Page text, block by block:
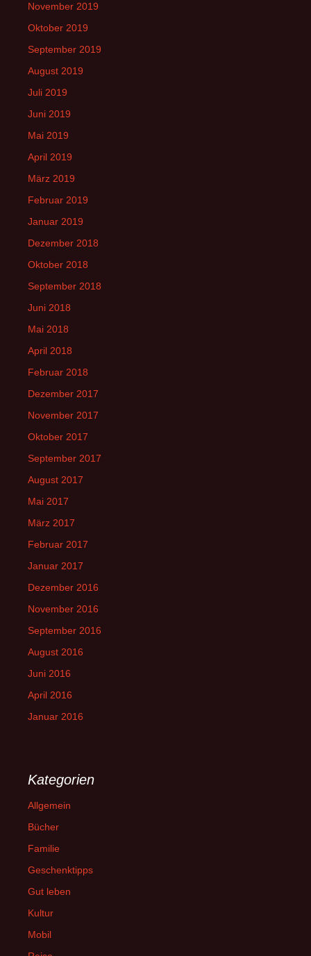
November 2019
Oktober 2019
September 2019
August 2019
Juli 2019
Juni 2019
Mai 2019
April 2019
März 2019
Februar 2019
Januar 2019
Dezember 2018
Oktober 2018
September 2018
Juni 2018
Mai 2018
April 2018
Februar 2018
Dezember 2017
November 2017
Oktober 2017
September 2017
August 2017
Mai 2017
März 2017
Februar 2017
Januar 2017
Dezember 2016
November 2016
September 2016
August 2016
Juni 2016
April 2016
Januar 2016
Kategorien
Allgemein
Bücher
Familie
Geschenktipps
Gut leben
Kultur
Mobil